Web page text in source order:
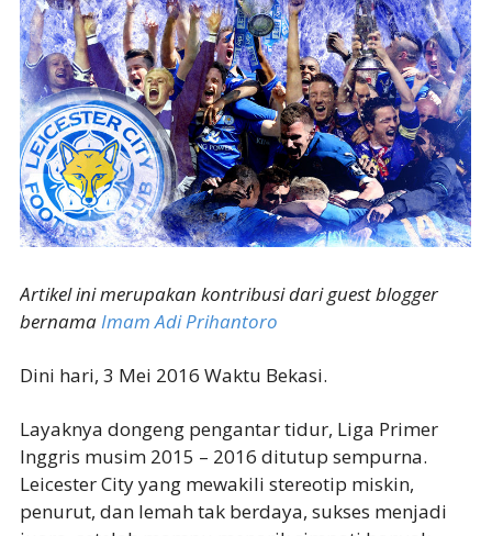
Artikel ini merupakan kontribusi dari guest blogger
bernamaImam Adi Prihantoro
Dini hari, 3 Mei 2016 Waktu Bekasi.
Layaknya dongeng pengantar tidur, Liga Primer
Inggris musim 2015 – 2016 ditutup sempurna.
Leicester City yang mewakili stereotip miskin,
penurut, dan lemah tak berdaya, sukses menjadi